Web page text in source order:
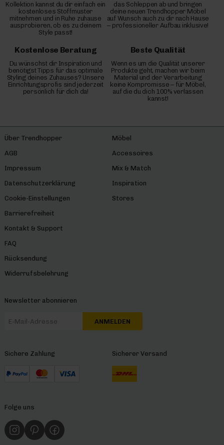
Kollektion kannst du dir einfach ein
kostenloses Stoffmuster
mitnehmen und in Ruhe zuhause
ausprobieren, ob es zu deinem
Style passt!
das Schleppen ab und bringen
deine neuen Trendhopper Möbel
auf Wunsch auch zu dir nach Hause
– professioneller Aufbau inklusive!
Kostenlose Beratung
Du wünschst dir Inspiration und
benötigst Tipps für das optimale
Styling deines Zuhauses? Unsere
Einrichtungsprofis sind jederzeit
persönlich für dich da!
Beste Qualität
Wenn es um die Qualität unserer
Produkte geht, machen wir beim
Material und der Verarbeitung
keine Kompromisse – für Möbel,
auf die du dich 100% verlassen
kannst!
Über Trendhopper
AGB
Impressum
Datenschutzerklärung
Cookie-Einstellungen
Barrierefreiheit
Kontakt & Support
FAQ
Rücksendung
Widerrufsbelehrung
Möbel
Accessoires
Mix & Match
Inspiration
Stores
Newsletter abonnieren
ANMELDEN
Sichere Zahlung Sicherer Versand
Folge uns